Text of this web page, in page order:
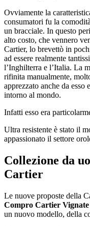
Ovviamente la
consumatori fu la
un bracciale. In questo
alto costo, che vennero
Cartier, lo brevettò in
ad essere realmente
l’Inghilterra e l’Italia. La
rifinita manualmente,
apprezzato anche da
intorno al mondo.
Infatti esso era
Ultra resistente è stato il
appassionato il settore
Collezione da
Cartier
Le nuove proposte della
Compro Cartier Vignate
un nuovo modello, della